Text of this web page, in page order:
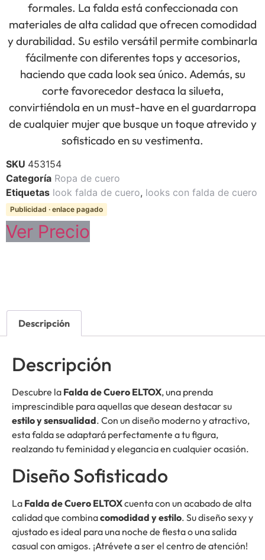
formales. La falda está confeccionada con
materiales de alta calidad que ofrecen comodidad
y durabilidad. Su estilo versátil permite combinarla
fácilmente con diferentes tops y accesorios,
haciendo que cada look sea único. Además, su
corte favorecedor destaca la silueta,
convirtiéndola en un must-have en el guardarropa
de cualquier mujer que busque un toque atrevido y
sofisticado en su vestimenta.
SKU 453154
Categoría Ropa de cuero
Etiquetas look falda de cuero, looks con falda de cuero
Publicidad · enlace pagado
Ver Precio
Descripción
Descripción
Descubre la Falda de Cuero ELTOX, una prenda
imprescindible para aquellas que desean destacar su
estilo y sensualidad. Con un diseño moderno y atractivo,
esta falda se adaptará perfectamente a tu figura,
realzando tu feminidad y elegancia en cualquier ocasión.
Diseño Sofisticado
La Falda de Cuero ELTOXcuenta con un acabado de alta
calidad que combinacomodidad y estilo. Su diseño sexy y
ajustado es ideal para una noche de fiesta o una salida
casual con amigos. ¡Atrévete a ser el centro de atención!